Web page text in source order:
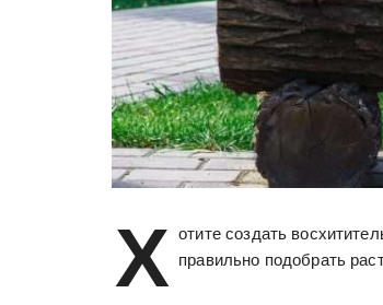
Х отите создать
правильно подобрать